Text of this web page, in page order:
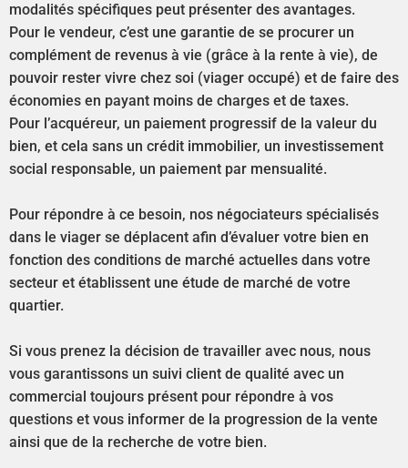
modalités spécifiques peut présenter des avantages.
Pour le vendeur, c’est une garantie de se procurer un
complément de revenus à vie (grâce à la rente à vie), de
pouvoir rester vivre chez soi (viager occupé) et de faire des
économies en payant moins de charges et de taxes.
Pour l’acquéreur, un paiement progressif de la valeur du
bien, et cela sans un crédit immobilier, un investissement
social responsable, un paiement par mensualité.
Pour répondre à ce besoin, nos négociateurs spécialisés
dans le viager se déplacent afin d’évaluer votre bien en
fonction des conditions de marché actuelles dans votre
secteur et établissent une étude de marché de votre
quartier.
Si vous prenez la décision de travailler avec nous, nous
vous garantissons un suivi client de qualité avec un
commercial toujours présent pour répondre à vos
questions et vous informer de la progression de la vente
ainsi que de la recherche de votre bien.